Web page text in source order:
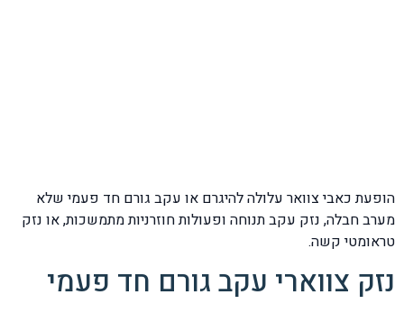
הופעת כאבי צוואר עלולה להיגרם או עקב גורם חד פעמי שלא
מערב חבלה, נזק עקב תנוחה ופעולות חוזרניות מתמשכות, או נזק
טראומטי קשה.
נזק צווארי עקב גורם חד פעמי